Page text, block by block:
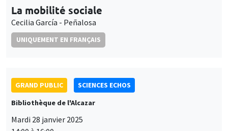
La mobilité sociale
Cecilia García - Peñalosa
UNIQUEMENT EN FRANÇAIS
GRAND PUBLIC
SCIENCES ECHOS
Bibliothèque de l'Alcazar
Mardi 28 janvier 2025